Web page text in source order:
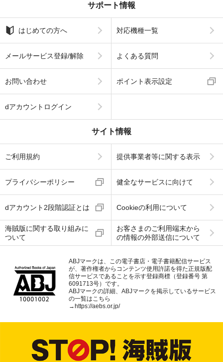
サポート情報
はじめての方へ 対応機種一覧
メールサービス登録/解除 よくある質問
お問い合わせ ポイント表示設定
dアカウントログイン
サイト情報
ご利用規約 提供事業者等に関する表示
プライバシーポリシー 健全なサービスに向けて
dアカウント2段階認証とは Cookieの利用について
海賊版に関する取り組みに
ついて
お客さまのご利用端末から
の情報の外部送信について
ABJマークは、この電子書店・電子書籍配信サービス
が、著作権者からコンテンツ使用許諾を得た正規版配
信サービスであることを示す登録商標（登録番号 第
6091713号）です。
ABJマークの詳細、ABJマークを掲示しているサービス
の一覧はこちら
→ https://aebs.or.jp/